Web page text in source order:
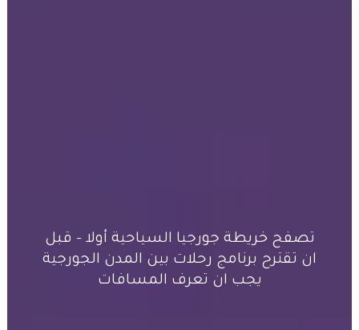
تصفح خريطة جورجيا السياحية أولا – قبل
ان تقترح برنامج رحلات بين المدن الجورجية
يجب ان تعرف المسافات